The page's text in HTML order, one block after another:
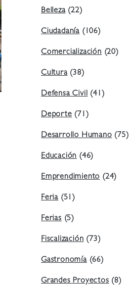
Belleza(22)
Ciudadanía (106)
Comercialización(20)
Cultura(38)
Defensa Civil(41)
Deporte(71)
Desarrollo Humano(75)
Educación(46)
Emprendimiento(24)
Feria (51)
Ferias(5)
Fiscalización(73)
Gastronomía(66)
Grandes Proyectos(8)